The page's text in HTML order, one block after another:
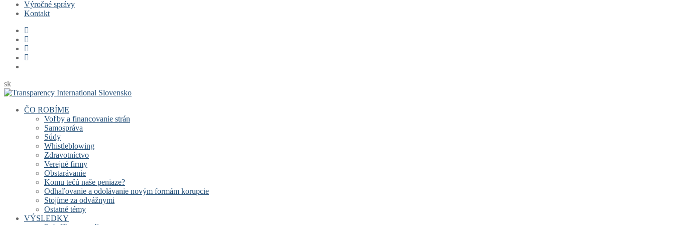
Výročné správy
Kontakt
sk
ČO ROBÍME
Voľby a financovanie strán
Samospráva
Súdy
Whistleblowing
Zdravotníctvo
Verejné firmy
Obstarávanie
Komu tečú naše peniaze?
Odhaľovanie a odolávanie novým formám korupcie
Stojíme za odvážnymi
Ostatné témy
VÝSLEDKY